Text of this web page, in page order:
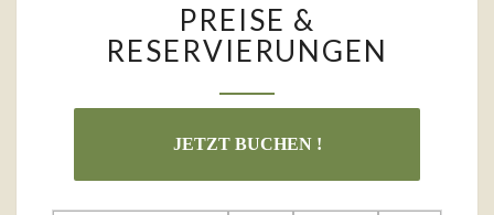
&
RESERVIERUNGEN
PREISE &
RESERVIERUNGEN
JETZT BUCHEN !